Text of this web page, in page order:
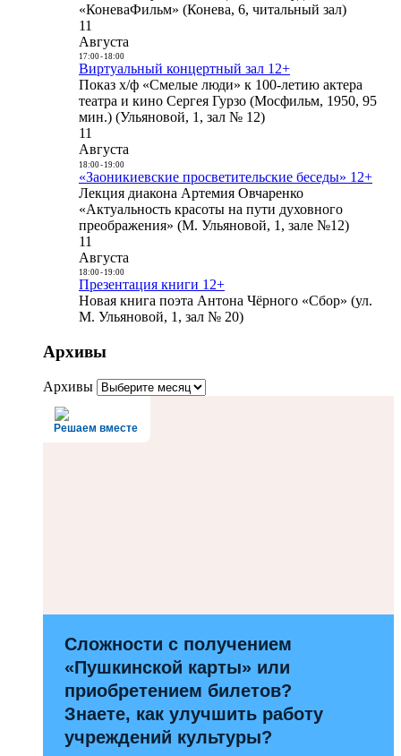
«КоневаФильм» (Конева, 6, читальный зал)
11
Августа
17:00- 18:00
Виртуальный концертный зал 12+
Показ х/ф «Смелые люди» к 100-летию актера
театра и кино Сергея Гурзо (Мосфильм, 1950, 95
мин.) (Ульяновой, 1, зал № 12)
11
Августа
18:00- 19:00
«Заоникиевские просветительские беседы» 12+
Лекция диакона Артемия Овчаренко
«Актуальность красоты на пути духовного
преображения» (М. Ульяновой, 1, зале №12)
11
Августа
18:00- 19:00
Презентация книги 12+
Новая книга поэта Антона Чёрного «Сбор» (ул.
М. Ульяновой, 1, зал № 20)
Архивы
Архивы
Решаем вместе
Сложности с получением
«Пушкинской карты» или
приобретением билетов?
Знаете, как улучшить работу
учреждений культуры?